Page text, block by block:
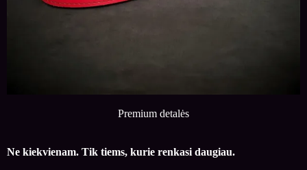
Premium detalės
Ne kiekvienam. Tik tiems, kurie renkasi daugiau.